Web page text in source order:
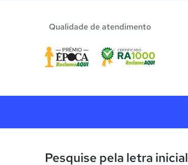
Qualidade de atendimento
Pesquise pela letra inicial